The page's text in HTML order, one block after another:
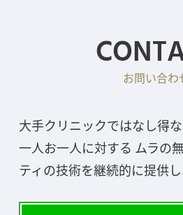
お問い合わ
大手クリニックではなし得
一人お一人に対する ムラの
ティの技術を継続的に提供し